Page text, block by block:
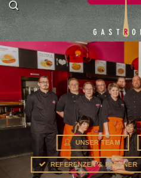
UNSER TEAM
REFERENZEN & PARTNER